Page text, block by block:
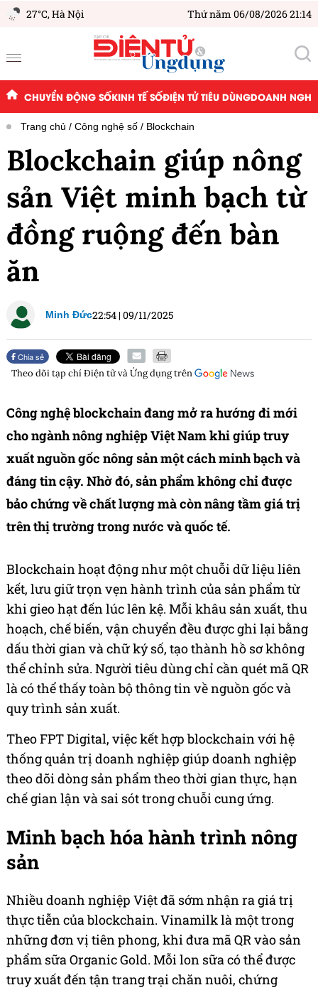
27°C,Hà Nội Thứ năm 06/08/2026 21:14
CHUYỂN ĐỘNG SỐKINH TẾ SỐĐIỆN TỬ TIÊU DÙNGDOANH
Trang chủ Công nghệ số Blockchain
Blockchain giúp nông
sản Việt minh bạch từ
đồng ruộng đến bàn
ăn
Minh Đức22:54 |09/11/2025
Chia sẻ
Theo dõi tạp chíĐiện tử và Ứng dụngtrên
Công nghệ blockchain đang mở ra hướng đi mới
cho ngành nông nghiệp Việt Nam khi giúp truy
xuất nguồn gốc nông sản một cách minh bạch và
đáng tin cậy. Nhờ đó, sản phẩm không chỉ được
bảo chứng về chất lượng mà còn nâng tầm giá trị
trên thị trường trong nước và quốc tế.
Blockchain hoạt động như một chuỗi dữ liệu liên
kết, lưu giữ trọn vẹn hành trình của sản phẩm từ
khi gieo hạt đến lúc lên kệ. Mỗi khâu sản xuất, thu
hoạch, chế biến, vận chuyển đều được ghi lại bằng
dấu thời gian và chữ ký số, tạo thành hồ sơ không
thể chỉnh sửa. Người tiêu dùng chỉ cần quét mã QR
là có thể thấy toàn bộ thông tin về nguồn gốc và
quy trình sản xuất.
Theo FPT Digital, việc kết hợp blockchain với hệ
thống quản trị doanh nghiệp giúp doanh nghiệp
theo dõi dòng sản phẩm theo thời gian thực, hạn
chế gian lận và sai sót trong chuỗi cung ứng.
Minh bạch hóa hành trình nông
sản
Nhiều doanh nghiệp Việt đã sớm nhận ra giá trị
thực tiễn của blockchain. Vinamilk là một trong
những đơn vị tiên phong, khi đưa mã QR vào sản
phẩm sữa Organic Gold. Mỗi lon sữa có thể được
truy xuất đến tận trang trại chăn nuôi, chứng